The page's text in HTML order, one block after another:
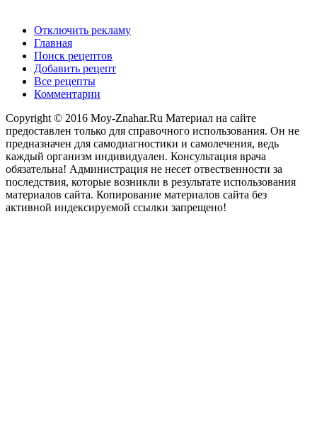
Отключить рекламу
Главная
Поиск рецептов
Добавить рецепт
Все рецепты
Комментарии
Copyright © 2016 Moy-Znahar.Ru Материал на сайте
предоставлен только для справочного использования. Он не
предназначен для самодиагностики и самолечения, ведь
каждый организм индивидуален. Консультация врача
обязательна! Администрация не несет отвественности за
последствия, которые возникли в результате использования
материалов сайта. Копирование материалов сайта без
активной индексируемой ссылки запрещено!